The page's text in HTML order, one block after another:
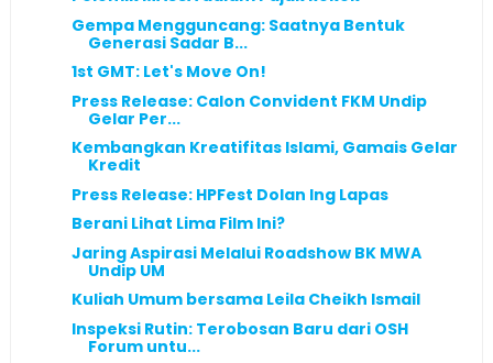
Gempa Mengguncang: Saatnya Bentuk
Generasi Sadar B...
1st GMT: Let's Move On!
Press Release: Calon Convident FKM Undip
Gelar Per...
Kembangkan Kreatifitas Islami, Gamais Gelar
Kredit
Press Release: HPFest Dolan Ing Lapas
Berani Lihat Lima Film Ini?
Jaring Aspirasi Melalui Roadshow BK MWA
Undip UM
Kuliah Umum bersama Leila Cheikh Ismail
Inspeksi Rutin: Terobosan Baru dari OSH
Forum untu...